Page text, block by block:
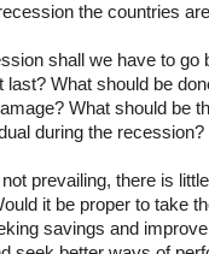
the countries
shall we have to go
last? What should be
What should be
during the recession?
prevailing, there is
it be proper to take
savings and